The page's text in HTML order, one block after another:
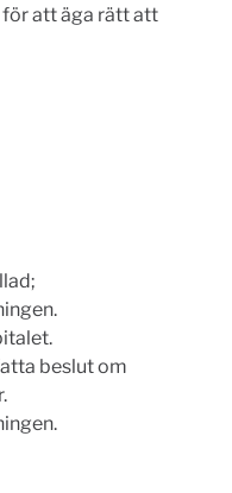
att äga rätt att
beslut om